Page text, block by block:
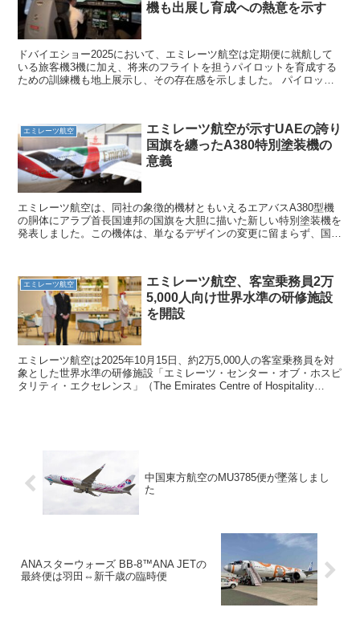
機も出展し育成への熱意を示す
ドバイエショー2025において、エミレーツ航空は定期便に就航して
いる旅客機3機に加え、将来のフライトを担うパイロットを育成する
ための訓練機も地上展示し、その存在感を示しました。 パイロット
エミレーツ航空
エミレーツ航空が示すUAEの誇り
国旗を纏ったA380特別塗装機の
意義
エミレーツ航空は、同社の象徴的機材ともいえるエアバスA380型機
の胴体にアラブ首長国連邦の国旗を大胆に描いた新しい特別塗装機を
発表しました。この機体は、単なるデザインの変更に留まらず、国家
エミレーツ航空
エミレーツ航空、客室乗務員2万
5,000人向け世界水準の研修施設
を開設
エミレーツ航空は2025年10月15日、約2万5,000人の客室乗務員を対
象とした世界水準の研修施設「エミレーツ・センター・オブ・ホスピ
タリティ・エクセレンス」（The Emirates Centre of Hospitality
中国東方航空のMU3785便が墜落しまし
た
ANAスターウォーズ BB-8™ANA JETの
最終便は羽田⇔新千歳の臨時便